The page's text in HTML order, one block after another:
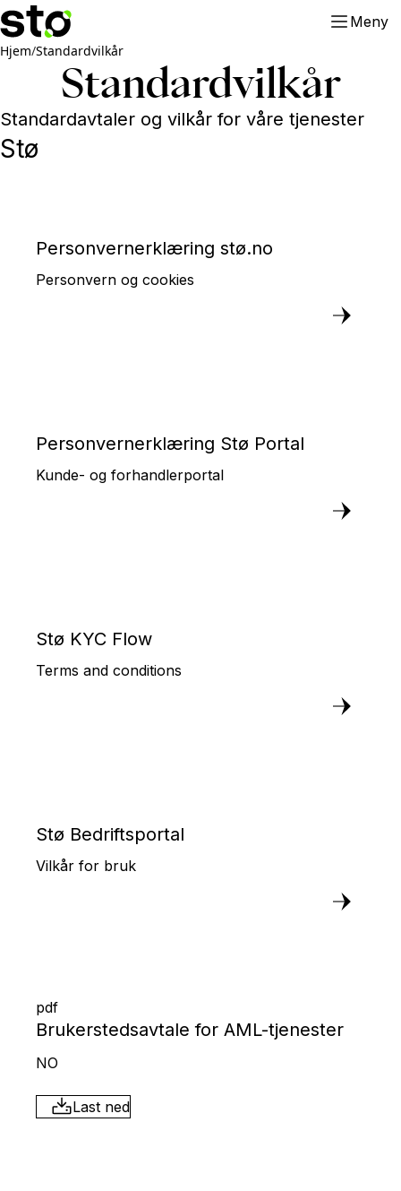
Meny
Hjem/Standardvilkår
Standardvilkår
Standardavtaler og vilkår for våre tjenester
Stø
Personvernerklæring stø.no
Personvern og cookies
Personvernerklæring Stø Portal
Kunde- og forhandlerportal
Stø KYC Flow
Terms and conditions
Stø Bedriftsportal
Vilkår for bruk
pdf
Brukerstedsavtale for AML-tjenester
NO
Last ned